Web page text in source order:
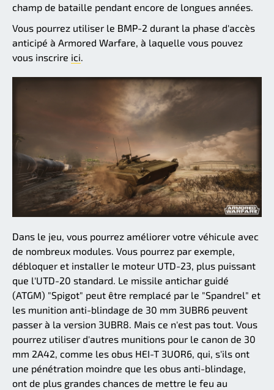
champ de bataille pendant encore de longues années.
Vous pourrez utiliser le BMP-2 durant la phase d'accès
anticipé à Armored Warfare, à laquelle vous pouvez
vous inscrire ici.
Dans le jeu, vous pourrez améliorer votre véhicule avec
de nombreux modules. Vous pourrez par exemple,
débloquer et installer le moteur UTD-23, plus puissant
que l'UTD-20 standard. Le missile antichar guidé
(ATGM) "Spigot" peut être remplacé par le "Spandrel" et
les munition anti-blindage de 30 mm 3UBR6 peuvent
passer à la version 3UBR8. Mais ce n'est pas tout. Vous
pourrez utiliser d'autres munitions pour le canon de 30
mm 2A42, comme les obus HEI-T 3UOR6, qui, s'ils ont
une pénétration moindre que les obus anti-blindage,
ont de plus grandes chances de mettre le feu au